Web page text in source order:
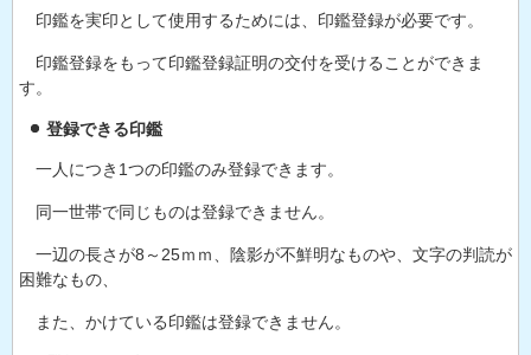
印鑑を実印として使用するためには、印鑑登録が必要です。
印鑑登録をもって印鑑登録証明の交付を受けることができま
す。
登録できる印鑑
一人につき1つの印鑑のみ登録できます。
同一世帯で同じものは登録できません。
一辺の長さが8～25ｍｍ、陰影が不鮮明なものや、文字の判読が
困難なもの、
また、かけている印鑑は登録できません。